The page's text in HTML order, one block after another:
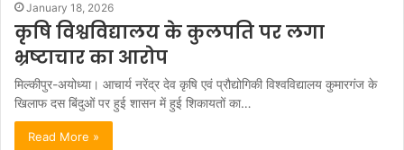
January 18, 2026
कृषि विश्वविद्यालय के कुलपति पर लगा
भ्रष्टाचार का आरोप
मिल्कीपुर-अयोध्या। आचार्य नरेंद्र देव कृषि एवं प्रौद्योगिकी विश्वविद्यालय कुमारगंज के
खिलाफ दस बिंदुओं पर हुई शासन में हुई शिकायतों का…
Read More »